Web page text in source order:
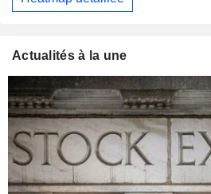
Actualités à la une